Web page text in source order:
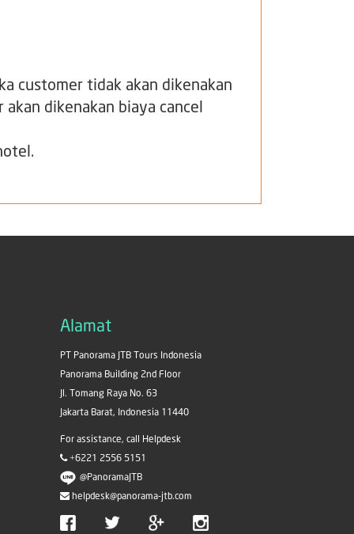
customer tidak akan dikenakan
dikenakan biaya cancel
Alamat
PT Panorama JTB Tours Indonesia
Panorama Building 2nd Floor
Jl. Tomang Raya No. 63
Jakarta Barat, Indonesia 11440
For assistance, call Helpdesk
+6221 2556 5151
@PanoramaJTB
helpdesk@panorama-jtb.com